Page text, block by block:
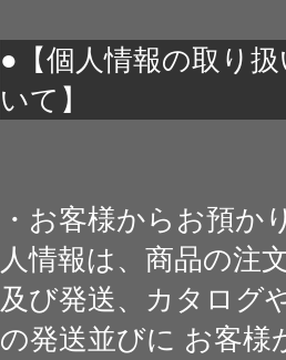
●【個人情報の取り
いて】
・お客様からお預か
人情報は、商品の注
及び発送、カタログ
の発送並びに お客様